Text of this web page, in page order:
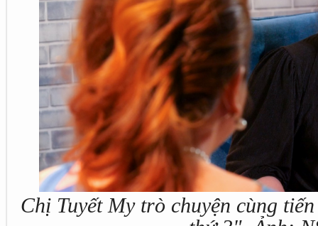
Chị Tuyết My trò chuyện cùng